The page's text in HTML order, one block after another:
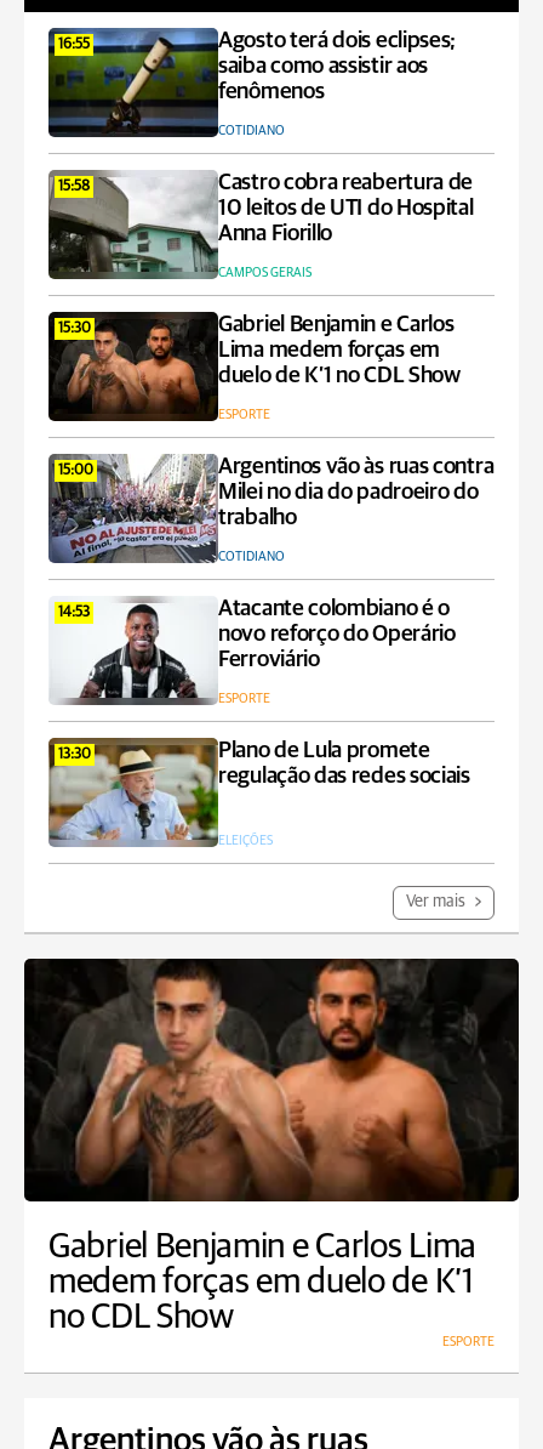
16:55
Agosto terá dois eclipses;
saiba como assistir aos
fenômenos
COTIDIANO
15:58
Castro cobra reabertura de
10 leitos de UTI do Hospital
Anna Fiorillo
CAMPOS GERAIS
15:30
Gabriel Benjamin e Carlos
Lima medem forças em
duelo de K’1 no CDL Show
ESPORTE
15:00
Argentinos vão às ruas contra
Milei no dia do padroeiro do
trabalho
COTIDIANO
14:53
Atacante colombiano é o
novo reforço do Operário
Ferroviário
ESPORTE
13:30
Plano de Lula promete
regulação das redes sociais
ELEIÇÕES
Ver mais
Gabriel Benjamin e Carlos Lima
medem forças em duelo de K’1
no CDL Show
ESPORTE
Argentinos vão às ruas